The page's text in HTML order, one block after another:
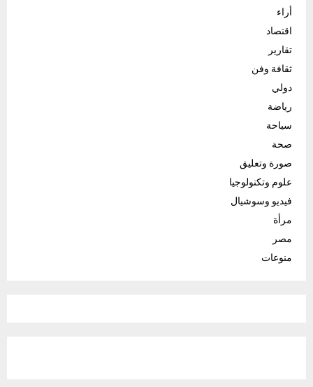
أراء
اقتصاد
تقارير
ثقافة وفن
دولي
رياضة
سياحة
صحة
صورة وتعليق
علوم وتكنولوجيا
فيديو وسوشيال
مرأة
مصر
منوعات